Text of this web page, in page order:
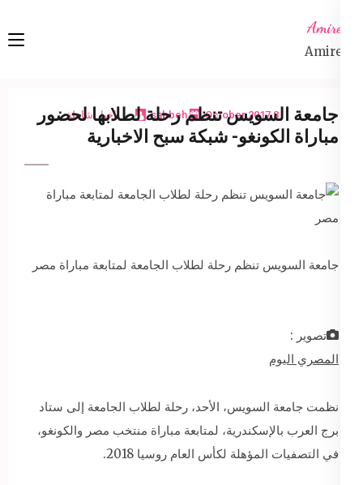
content
Amireta
Amireta
8 October 2017
sabbeh اخبار شاملة
جامعة السويس تنظم رحلة لطلابها لحضور
مباراة الكونغو- شبكة سبح الاخبارية
جامعة السويس تنظم رحلة لطلاب الجامعة لمتابعة مباراة مصر
تصوير :
المصري اليوم
نظمت جامعة السويس، الأحد، رحلة لطلاب الجامعة إلى ستاد
برج العرب بالإسكندرية، لمتابعة مباراة منتخب مصر والكونغو،
في التصفيات المؤهلة لكأس العام روسيا 2018.